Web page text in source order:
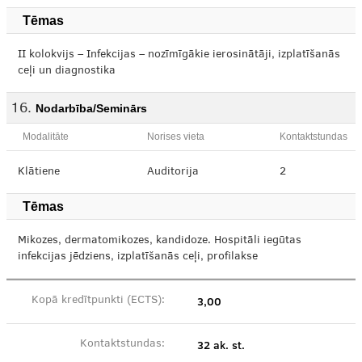
Tēmas
II kolokvijs – Infekcijas – nozīmīgākie ierosinātāji, izplatīšanās
ceļi un diagnostika
Nodarbība/Seminārs
Modalitāte Norises vieta Kontaktstundas
Klātiene Auditorija 2
Tēmas
Mikozes, dermatomikozes, kandidoze. Hospitāli iegūtas
infekcijas jēdziens, izplatīšanās ceļi, profilakse
Kopā kredītpunkti (ECTS): 3,00
Kontaktstundas: 32 ak. st.